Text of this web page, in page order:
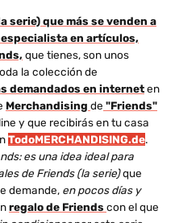
serie) que más se venden a
en artículos,
que tienes, son unos
la colección de
demandados en interneten
Merchandising de "Friends"
y que recibirás en tu casa
TodoMERCHANDISING.de.
es una idea ideal para
de Friends (la serie)que
demande, en pocos días y
regalo de Friends con el que